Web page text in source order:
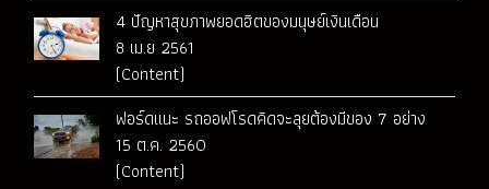
4 ปัญหาสุขภาพยอดฮิตของมนุษย์เงินเดือน
8 เม.ย 2561
(Content)
ฟอร์ดแนะ รถออฟโรดคิดจะลุยต้องมีของ 7 อย่าง
15 ต.ค. 2560
(Content)